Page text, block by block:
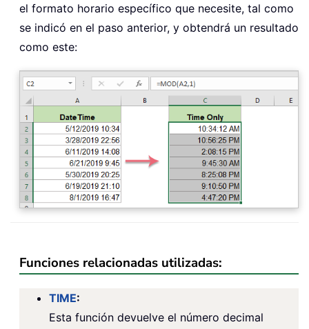
el formato horario específico que necesite, tal como
se indicó en el paso anterior, y obtendrá un resultado
como este:
Funciones relacionadas utilizadas:
TIME:
Esta función devuelve el número decimal